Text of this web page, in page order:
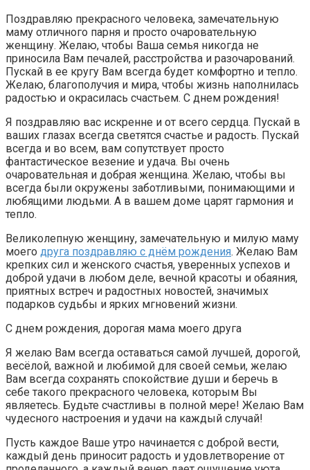
Поздравляю прекрасного человека, замечательную
маму отличного парня и просто очаровательную
женщину. Желаю, чтобы Ваша семья никогда не
приносила Вам печалей, расстройства и разочарований.
Пускай в ее кругу Вам всегда будет комфортно и тепло.
Желаю, благополучия и мира, чтобы жизнь наполнилась
радостью и окрасилась счастьем. С днем рождения!
Я поздравляю вас искренне и от всего сердца. Пускай в
ваших глазах всегда светятся счастье и радость. Пускай
всегда и во всем, вам сопутствует просто
фантастическое везение и удача. Вы очень
очаровательная и добрая женщина. Желаю, чтобы вы
всегда были окружены заботливыми, понимающими и
любящими людьми. А в вашем доме царят гармония и
тепло.
Великолепную женщину, замечательную и милую маму
моего друга поздравляю с днём рождения. Желаю Вам
крепких сил и женского счастья, уверенных успехов и
доброй удачи в любом деле, вечной красоты и обаяния,
приятных встреч и радостных новостей, значимых
подарков судьбы и ярких мгновений жизни.
С днем рождения, дорогая мама моего друга
Я желаю Вам всегда оставаться самой лучшей, дорогой,
весёлой, важной и любимой для своей семьи, желаю
Вам всегда сохранять спокойствие души и беречь в
себе такого прекрасного человека, которым Вы
являетесь. Будьте счастливы в полной мере! Желаю Вам
чудесного настроения и удачи на каждый случай!
Пусть каждое Ваше утро начинается с доброй вести,
каждый день приносит радость и удовлетворение от